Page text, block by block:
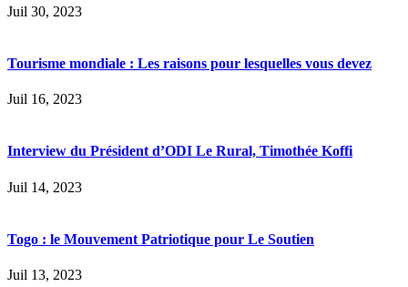
Juil 30, 2023
Tourisme mondiale : Les raisons pour lesquelles vous devez
Juil 16, 2023
Interview du Président d’ODI Le Rural, Timothée Koffi
Juil 14, 2023
Togo : le Mouvement Patriotique pour Le Soutien
Juil 13, 2023